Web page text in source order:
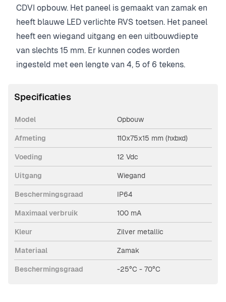
CDVI opbouw. Het paneel is gemaakt van zamak en
heeft blauwe LED verlichte RVS toetsen. Het paneel
heeft een wiegand uitgang en een uitbouwdiepte
van slechts 15 mm. Er kunnen codes worden
ingesteld met een lengte van 4, 5 of 6 tekens.
Specificaties
Model Opbouw
Afmeting 110x75x15 mm (hxbxd)
Voeding 12 Vdc
Uitgang Wiegand
Beschermingsgraad IP64
Maximaal verbruik 100 mA
Kleur Zilver metallic
Materiaal Zamak
Beschermingsgraad -25°C - 70°C